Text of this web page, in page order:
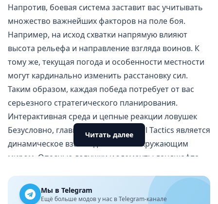
Напротив, боевая система заставит вас учитывать
множество важнейших факторов на поле боя.
Например, на исход схватки напрямую влияют
высота рельефа и направление взгляда воинов. К
тому же, текущая погода и особенности местности
могут кардинально изменить расстановку сил.
Таким образом, каждая победа потребует от вас
серьезного стратегического планирования.
Интерактивная среда и цепные реакции ловушек
Безусловно, главным козырем Crawl Tactics является
динамическое взаимодействие с окружающим
миром. Опасные ловушки и элементы ландшафта
монстров. Вы можете поджигать сухую траву для
создания огненных преград. Кроме того, стоящих в
Читать далее
Мы в Telegram
Ещё больше модов у нас в Telegram-канале